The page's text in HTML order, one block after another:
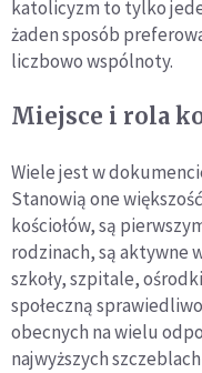
katolicyzm to tylko
żaden sposób
liczbowo wspólnoty.
Miejsce i rola
Wiele jest w
Stanowią one
kościołów, są
rodzinach, są aktywne
szkoły, szpitale,
społeczną
obecnych na wielu
najwyższych